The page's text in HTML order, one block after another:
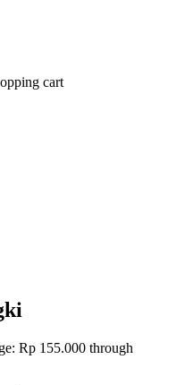
cart
Rp 155.000 through